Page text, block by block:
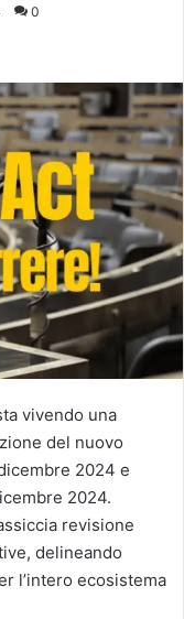
0
vivendo una
del nuovo
2024 e
2024​​.
revisione
delineando
l’intero ecosistema